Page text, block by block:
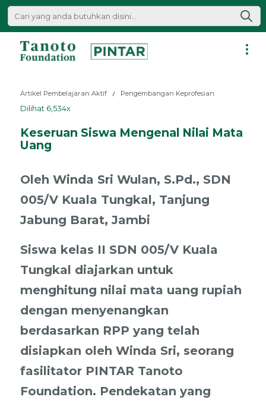
Lewati
|
Tanoto
Artikel Pembelajaran Aktif Pengembangan Keprofesian
Dilihat 6,534x
Keseruan Siswa Mengenal Nilai Mata
Uang
Oleh Winda Sri Wulan, S.Pd., SDN
005/V Kuala Tungkal, Tanjung
Jabung Barat, Jambi
Siswa kelas II SDN 005/V Kuala
Tungkal diajarkan untuk
menghitung nilai mata uang rupiah
dengan menyenangkan
berdasarkan RPP yang telah
disiapkan oleh Winda Sri, seorang
fasilitator PINTAR Tanoto
Foundation. Pendekatan yang